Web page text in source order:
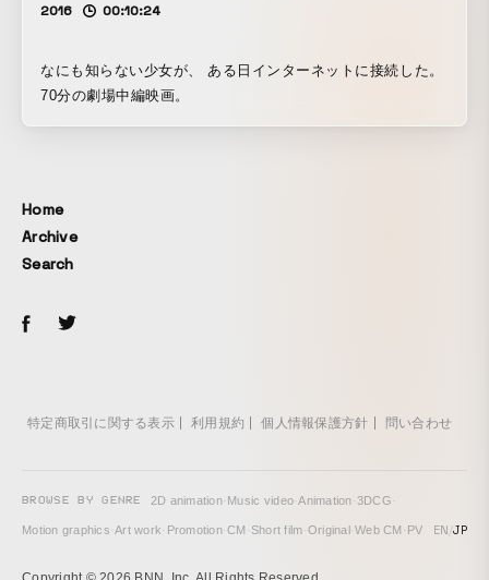
2016 00:10:24
なにも知らない少女が、 ある日インターネットに接続した。
70分の劇場中編映画。
Home
Archive
Search
特定商取引に関する表示 利用規約 個人情報保護方針 問い合わせ
BROWSE BY GENRE 2D animation· Music video·Animation·3DCG·
Motion graphics·Art work· Promotion·CM · Short film·Original ·Web CM · PV EN/JP